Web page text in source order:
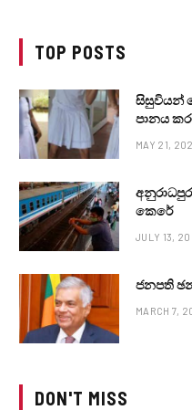
TOP POSTS
සිසුවියන්
පානය
MAY 21,
කෙරේ
JULY 13,
ජනපති
MARCH 7,
DON'T MISS